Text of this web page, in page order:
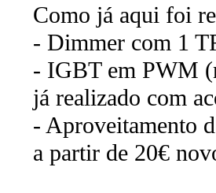
Como já aqui foi
- Dimmer com 1
- IGBT em PWM
já realizado com
- Aproveitamento
a partir de 20€